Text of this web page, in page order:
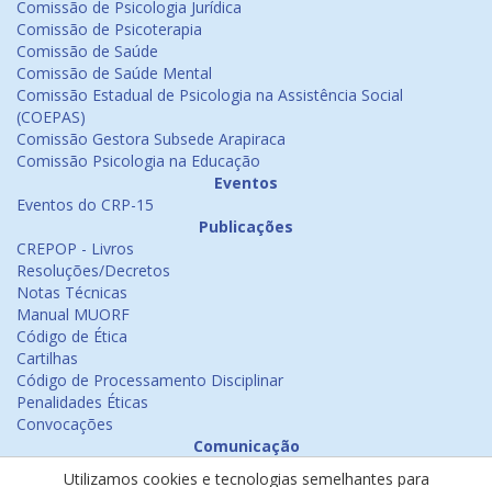
Comissão de Psicologia Jurídica
Comissão de Psicoterapia
Comissão de Saúde
Comissão de Saúde Mental
Comissão Estadual de Psicologia na Assistência Social
(COEPAS)
Comissão Gestora Subsede Arapiraca
Comissão Psicologia na Educação
Eventos
Eventos do CRP-15
Publicações
CREPOP - Livros
Resoluções/Decretos
Notas Técnicas
Manual MUORF
Código de Ética
Cartilhas
Código de Processamento Disciplinar
Penalidades Éticas
Convocações
Comunicação
Utilizamos cookies e tecnologias semelhantes para